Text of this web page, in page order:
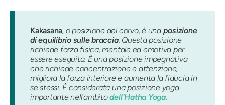
Kakasana, o posizione del corvo, è una posizione
di equilibrio sulle braccia. Questa posizione
richiede forza fisica, mentale ed emotiva per
essere eseguita. È una posizione impegnativa
che richiede concentrazione e attenzione,
migliora la forza interiore e aumenta la fiducia in
se stessi. È considerata una posizione yoga
importante nell'ambitodell'Hatha Yoga.